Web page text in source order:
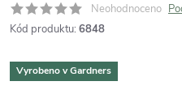
Neohodnoceno
Kód produktu: 6848
Vyrobeno v Gardners